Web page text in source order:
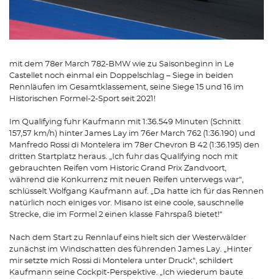
mit dem 78er March 782-BMW wie zu Saisonbeginn in Le
Castellet noch einmal ein Doppelschlag – Siege in beiden
Rennläufen im Gesamtklassement, seine Siege 15 und 16 im
Historischen Formel-2-Sport seit 2021!
Im Qualifying fuhr Kaufmann mit 1:36.549 Minuten (Schnitt
157,57 km/h) hinter James Lay im 76er March 762 (1:36.190) und
Manfredo Rossi di Montelera im 78er Chevron B 42 (1:36.195) den
dritten Startplatz heraus. „Ich fuhr das Qualifying noch mit
gebrauchten Reifen vom Historic Grand Prix Zandvoort,
während die Konkurrenz mit neuen Reifen unterwegs war“,
schlüsselt Wolfgang Kaufmann auf. „Da hatte ich für das Rennen
natürlich noch einiges vor. Misano ist eine coole, sauschnelle
Strecke, die im Formel 2 einen klasse Fahrspaß bietet!“
Nach dem Start zu Rennlauf eins hielt sich der Westerwälder
zunächst im Windschatten des führenden James Lay. „Hinter
mir setzte mich Rossi di Montelera unter Druck“, schildert
Kaufmann seine Cockpit-Perspektive. „Ich wiederum baute